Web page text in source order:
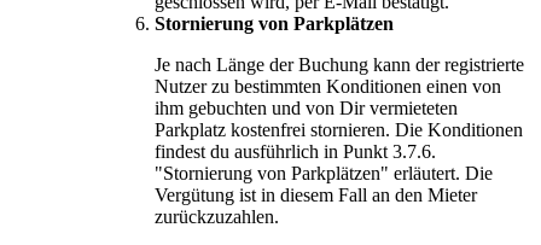
Stornierung von Parkplätzen
Je nach Länge der Buchung kann der registrierte
Nutzer zu bestimmten Konditionen einen von
ihm gebuchten und von Dir vermieteten
Parkplatz kostenfrei stornieren. Die Konditionen
findest du ausführlich in Punkt 3.7.6.
"Stornierung von Parkplätzen" erläutert. Die
Vergütung ist in diesem Fall an den Mieter
zurückzuzahlen.